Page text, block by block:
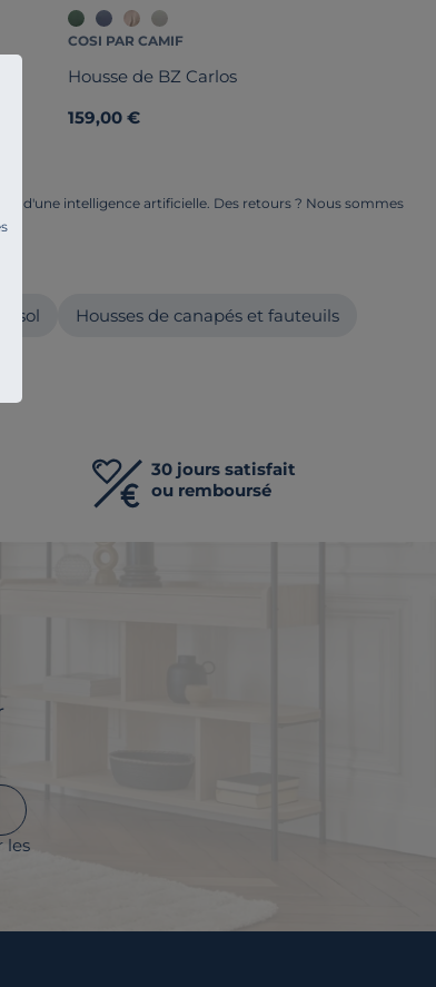
COSI PAR CAMIF
Housse de BZ Carlos
159,00 €
d'une intelligence artificielle. Des retours ? Nous sommes
sol Housses de canapés et fauteuils
30 jours satisfait
ou remboursé
les